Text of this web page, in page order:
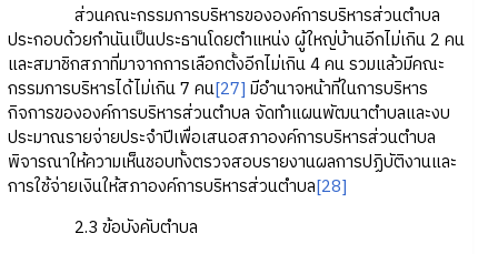
ส่วนคณะกรรมการบริหารขององค์การบริหารส่วนตำบล
ประกอบด้วยกำนันเป็นประธานโดยตำแหน่ง ผู้ใหญ่บ้านอีกไม่เกิน 2 คน
และสมาชิกสภาที่มาจากการเลือกตั้งอีกไม่เกิน 4 คน รวมแล้วมีคณะ
กรรมการบริหารได้ไม่เกิน 7 คน[27] มีอำนาจหน้าที่ในการบริหาร
กิจการขององค์การบริหารส่วนตำบล จัดทำแผนพัฒนาตำบลและงบ
ประมาณรายจ่ายประจำปีเพื่อเสนอสภาองค์การบริหารส่วนตำบล
พิจารณาให้ความเห็นชอบทั้งตรวจสอบรายงานผลการปฏิบัติงานและ
การใช้จ่ายเงินให้สภาองค์การบริหารส่วนตำบล[28]
2.3 ข้อบังคับตำบล